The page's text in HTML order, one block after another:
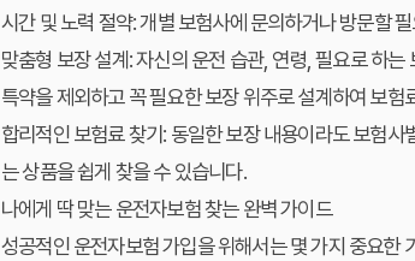
시간 및 노력 절약:개별 보험사에 문의하거나 방문할
맞춤형 보장 설계:자신의 운전 습관, 연령, 필요로 하는
특약을 제외하고 꼭 필요한 보장 위주로 설계하여 보험
합리적인 보험료 찾기: 동일한 보장 내용이라도 보험사
는 상품을 쉽게 찾을 수 있습니다.
나에게 딱 맞는 운전자보험 찾는 완벽 가이드
성공적인 운전자보험 가입을 위해서는 몇 가지 중요한